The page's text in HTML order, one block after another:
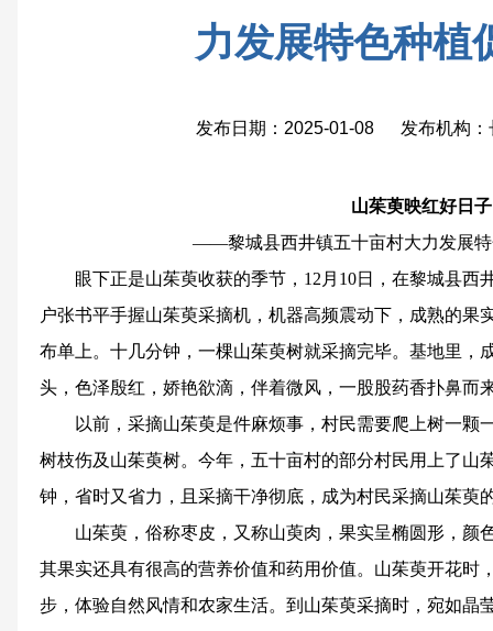
力发展特色种植
发布日期：2025-01-08 发布机构：
山茱萸映红好日子
——黎城县西井镇五十亩村大力发展
眼下正是山茱萸收获的季节，12月10日，在黎城县西
户张书平手握山茱萸采摘机，机器高频震动下，成熟的果
布单上。十几分钟，一棵山茱萸树就采摘完毕。基地里，
头，色泽殷红，娇艳欲滴，伴着微风，一股股药香扑鼻而
以前，采摘山茱萸是件麻烦事，村民需要爬上树一颗
树枝伤及山茱萸树。今年，五十亩村的部分村民用上了山
钟，省时又省力，且采摘干净彻底，成为村民采摘山茱萸
山茱萸，俗称枣皮，又称山萸肉，果实呈椭圆形，颜
其果实还具有很高的营养价值和药用价值。山茱萸开花时
步，体验自然风情和农家生活。到山茱萸采摘时，宛如晶